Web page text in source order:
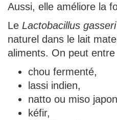
Aussi, elle améliore la
Le Lactobacillus gasseri
naturel dans le lait
aliments. On peut
chou fermenté,
lassi indien,
natto ou miso
kéfir,